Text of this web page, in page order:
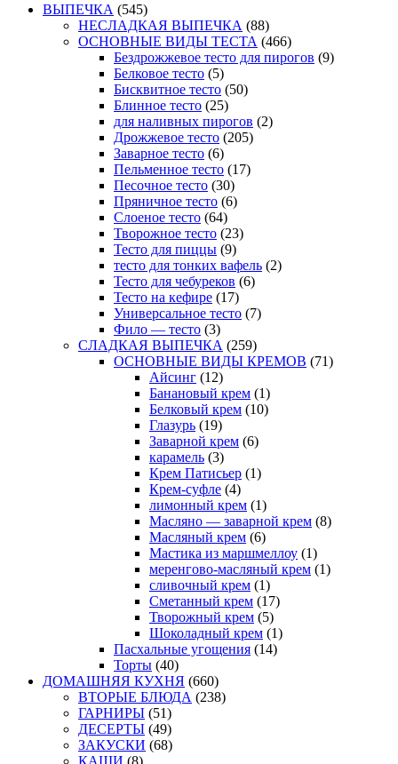
ВЫПЕЧКА (545)
НЕСЛАДКАЯ ВЫПЕЧКА (88)
ОСНОВНЫЕ ВИДЫ ТЕСТА (466)
Бездрожжевое тесто для пирогов (9)
Белковое тесто (5)
Бисквитное тесто (50)
Блинное тесто (25)
для наливных пирогов (2)
Дрожжевое тесто (205)
Заварное тесто (6)
Пельменное тесто (17)
Песочное тесто (30)
Пряничное тесто (6)
Слоеное тесто (64)
Творожное тесто (23)
Тесто для пиццы (9)
тесто для тонких вафель (2)
Тесто для чебуреков (6)
Тесто на кефире (17)
Универсальное тесто (7)
Фило — тесто (3)
СЛАДКАЯ ВЫПЕЧКА (259)
ОСНОВНЫЕ ВИДЫ КРЕМОВ (71)
Айсинг (12)
Банановый крем (1)
Белковый крем (10)
Глазурь (19)
Заварной крем (6)
карамель (3)
Крем Патисьер (1)
Крем-суфле (4)
лимонный крем (1)
Масляно — заварной крем (8)
Масляный крем (6)
Мастика из маршмеллоу (1)
меренгово-масляный крем (1)
сливочный крем (1)
Сметанный крем (17)
Творожный крем (5)
Шоколадный крем (1)
Пасхальные угощения (14)
Торты (40)
ДОМАШНЯЯ КУХНЯ (660)
ВТОРЫЕ БЛЮДА (238)
ГАРНИРЫ (51)
ДЕСЕРТЫ (49)
ЗАКУСКИ (68)
КАШИ (8)